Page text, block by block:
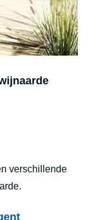
verschillende